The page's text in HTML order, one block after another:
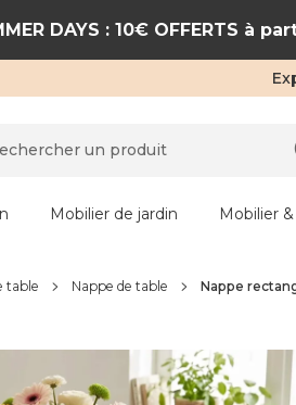
DAYS : 10€ OFFERTS à
Mobilier de jardin Mobilier
table Nappe de table Nappe